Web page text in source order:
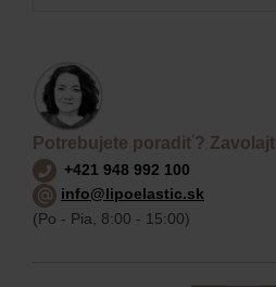
Potrebujete poradiť?
+421 948 992 100
info@lipoelastic.sk
(Po - Pia, 8:00 - 15:00)